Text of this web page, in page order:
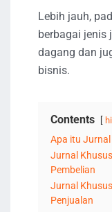
Lebih jauh,
berbagai jenis
dagang dan
bisnis.
Contents
Apa itu Jurnal
Jurnal
Pembelian
Jurnal
Penjualan